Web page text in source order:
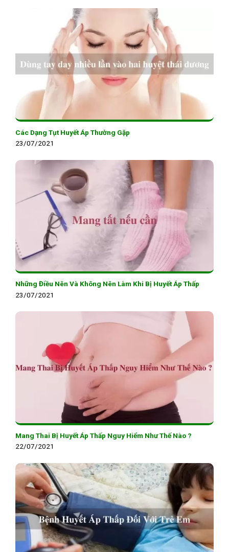
Các Dạng Tụt Huyết Áp Thường Gặp
23/07/2021
Những Điều Nên Và Không Nên Làm Khi Bị Huyết Áp Thấp
23/07/2021
Mang Thai Bị Huyết Áp Thấp Nguy Hiểm Như Thế Nào ?
22/07/2021